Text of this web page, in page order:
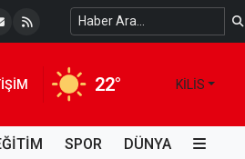
Temiz Suya Erişimde Kalıcı Bir Çözüm
22° KILIS
SPOR DÜNYA